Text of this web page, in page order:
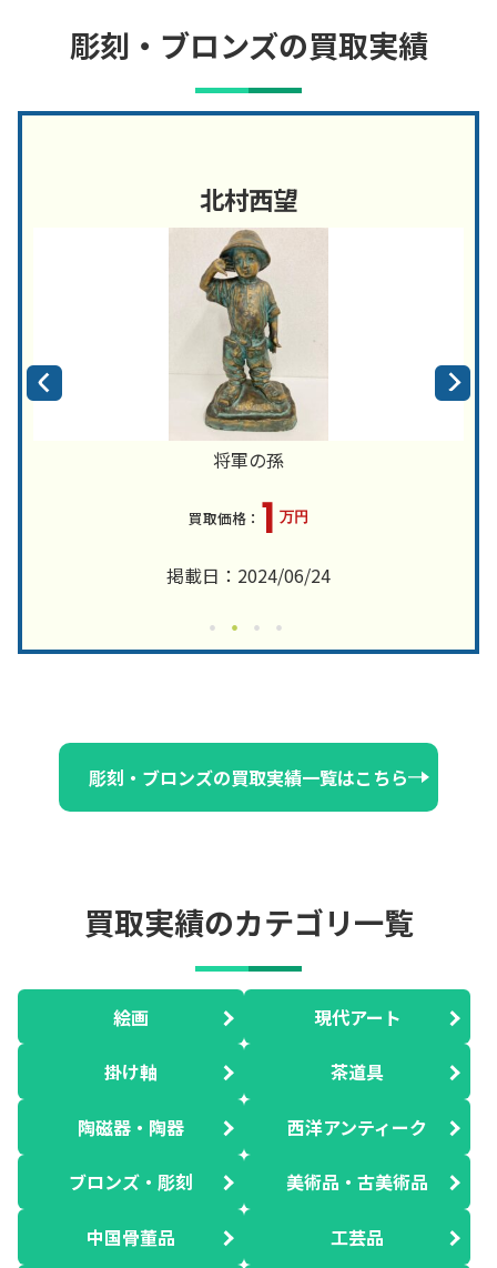
彫刻・ブロンズの買取実績
北村西望
将軍の孫
1 万円
掲載日：2024/06/24
彫刻・ブロンズの買取実績一覧はこちら
買取実績のカテゴリ一覧
絵画 現代アート
掛け軸 茶道具
陶磁器・陶器 西洋アンティーク
ブロンズ・彫刻 美術品・古美術品
中国骨董品 工芸品